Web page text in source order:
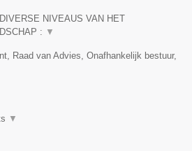
NIVEAUS VAN HET
: ▼
Raad van Advies, Onafhankelijk bestuur,
▼